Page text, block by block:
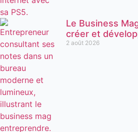
Le Business
créer et
2 août 2026